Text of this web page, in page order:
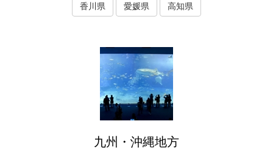
香川県 愛媛県 高知県
九州・沖縄地方